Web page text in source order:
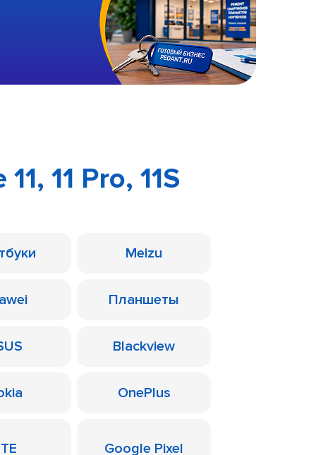
11 Pro, 11S
Meizu
Планшеты
Blackview
OnePlus
Google Pixel